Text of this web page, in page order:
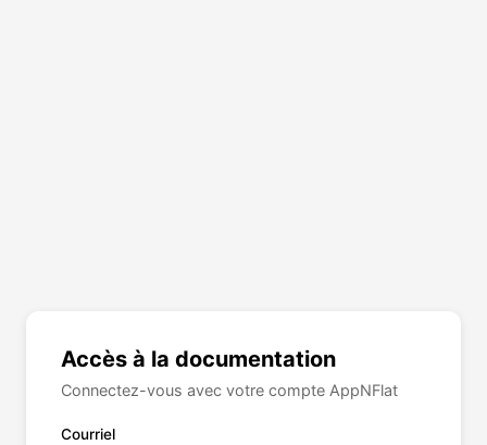
Accès à la documentation
Connectez-vous avec votre compte AppNFlat
Courriel